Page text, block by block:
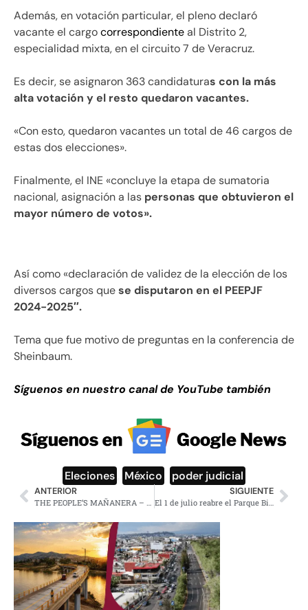
Además, en votación particular, el pleno declaró
vacante el cargocorrespondienteal Distrito 2,
especialidad mixta, en el circuito 7 de Veracruz.
Es decir, se asignaron 363 candidaturas con la más
alta votación y el resto quedaron vacantes.
«Con esto, quedaron vacantes un total de 46 cargos de
estas dos elecciones».
Finalmente, el INE «concluye la etapa de sumatoria
nacional, asignación a las personas que obtuvieron el
mayor número de votos».
Así como «declaración de validez de la elección de los
diversos cargos quese disputaron en el PEEPJF
2024-2025″.
Tema que fue motivo de preguntas en la conferencia de
Sheinbaum.
Síguenos en nuestro canal de YouTube también
Eleciones México poder judicial
ANTERIOR SIGUIENTE